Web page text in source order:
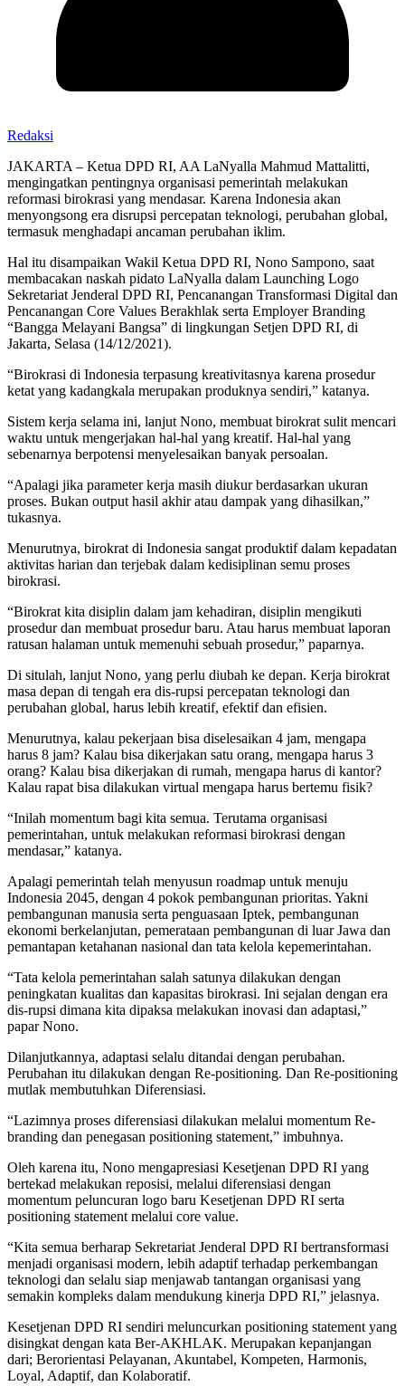
Redaksi
JAKARTA – Ketua DPD RI, AA LaNyalla Mahmud Mattalitti,
mengingatkan pentingnya organisasi pemerintah melakukan
reformasi birokrasi yang mendasar. Karena Indonesia akan
menyongsong era disrupsi percepatan teknologi, perubahan global,
termasuk menghadapi ancaman perubahan iklim.
Hal itu disampaikan Wakil Ketua DPD RI, Nono Sampono, saat
membacakan naskah pidato LaNyalla dalam Launching Logo
Sekretariat Jenderal DPD RI, Pencanangan Transformasi Digital dan
Pencanangan Core Values Berakhlak serta Employer Branding
“Bangga Melayani Bangsa” di lingkungan Setjen DPD RI, di
Jakarta, Selasa (14/12/2021).
“Birokrasi di Indonesia terpasung kreativitasnya karena prosedur
ketat yang kadangkala merupakan produknya sendiri,” katanya.
Sistem kerja selama ini, lanjut Nono, membuat birokrat sulit mencari
waktu untuk mengerjakan hal-hal yang kreatif. Hal-hal yang
sebenarnya berpotensi menyelesaikan banyak persoalan.
“Apalagi jika parameter kerja masih diukur berdasarkan ukuran
proses. Bukan output hasil akhir atau dampak yang dihasilkan,”
tukasnya.
Menurutnya, birokrat di Indonesia sangat produktif dalam kepadatan
aktivitas harian dan terjebak dalam kedisiplinan semu proses
birokrasi.
“Birokrat kita disiplin dalam jam kehadiran, disiplin mengikuti
prosedur dan membuat prosedur baru. Atau harus membuat laporan
ratusan halaman untuk memenuhi sebuah prosedur,” paparnya.
Di situlah, lanjut Nono, yang perlu diubah ke depan. Kerja birokrat
masa depan di tengah era dis-rupsi percepatan teknologi dan
perubahan global, harus lebih kreatif, efektif dan efisien.
Menurutnya, kalau pekerjaan bisa diselesaikan 4 jam, mengapa
harus 8 jam? Kalau bisa dikerjakan satu orang, mengapa harus 3
orang? Kalau bisa dikerjakan di rumah, mengapa harus di kantor?
Kalau rapat bisa dilakukan virtual mengapa harus bertemu fisik?
“Inilah momentum bagi kita semua. Terutama organisasi
pemerintahan, untuk melakukan reformasi birokrasi dengan
mendasar,” katanya.
Apalagi pemerintah telah menyusun roadmap untuk menuju
Indonesia 2045, dengan 4 pokok pembangunan prioritas. Yakni
pembangunan manusia serta penguasaan Iptek, pembangunan
ekonomi berkelanjutan, pemerataan pembangunan di luar Jawa dan
pemantapan ketahanan nasional dan tata kelola kepemerintahan.
“Tata kelola pemerintahan salah satunya dilakukan dengan
peningkatan kualitas dan kapasitas birokrasi. Ini sejalan dengan era
dis-rupsi dimana kita dipaksa melakukan inovasi dan adaptasi,”
papar Nono.
Dilanjutkannya, adaptasi selalu ditandai dengan perubahan.
Perubahan itu dilakukan dengan Re-positioning. Dan Re-positioning
mutlak membutuhkan Diferensiasi.
“Lazimnya proses diferensiasi dilakukan melalui momentum Re-
branding dan penegasan positioning statement,” imbuhnya.
Oleh karena itu, Nono mengapresiasi Kesetjenan DPD RI yang
bertekad melakukan reposisi, melalui diferensiasi dengan
momentum peluncuran logo baru Kesetjenan DPD RI serta
positioning statement melalui core value.
“Kita semua berharap Sekretariat Jenderal DPD RI bertransformasi
menjadi organisasi modern, lebih adaptif terhadap perkembangan
teknologi dan selalu siap menjawab tantangan organisasi yang
semakin kompleks dalam mendukung kinerja DPD RI,” jelasnya.
Kesetjenan DPD RI sendiri meluncurkan positioning statement yang
disingkat dengan kata Ber-AKHLAK. Merupakan kepanjangan
dari; Berorientasi Pelayanan, Akuntabel, Kompeten, Harmonis,
Loyal, Adaptif, dan Kolaboratif.